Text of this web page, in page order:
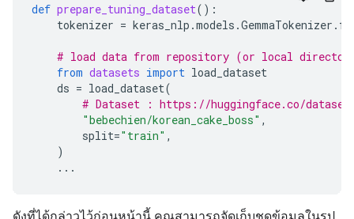
def prepare_tuning_dataset():
tokenizer = keras_nlp .models .GemmaTokenizer .
# load data from repository (or local
from datasets import load_dataset
ds = load_dataset(
# Dataset : https://huggingface.co/datasets/
"bebechien/korean_cake_boss" ,
split="train" ,
)
...
ดังที่ได้กล่าวไว้ก่อนหน้านี้ คุณสามารถจัดเก็บชุดข้อมูลในรูป